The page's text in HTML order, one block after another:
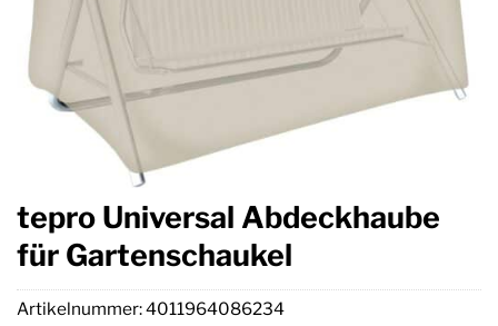
tepro Universal Abdeckhaube
für Gartenschaukel
Artikelnummer:4011964086234